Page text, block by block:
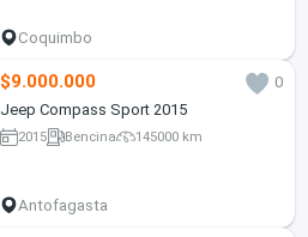
Coquimbo
$9.000.000
0
Jeep Compass Sport 2015
2015 Bencina 145000 km
Antofagasta